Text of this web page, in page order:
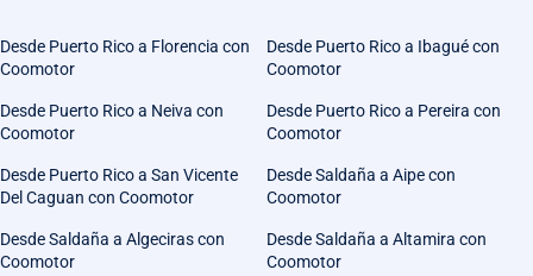
Desde Puerto Rico a Florencia con
Coomotor
Desde Puerto Rico a Ibagué con
Coomotor
Desde Puerto Rico a Neiva con
Coomotor
Desde Puerto Rico a Pereira con
Coomotor
Desde Puerto Rico a San Vicente
Del Caguan con Coomotor
Desde Saldaña a Aipe con
Coomotor
Desde Saldaña a Algeciras con
Coomotor
Desde Saldaña a Altamira con
Coomotor